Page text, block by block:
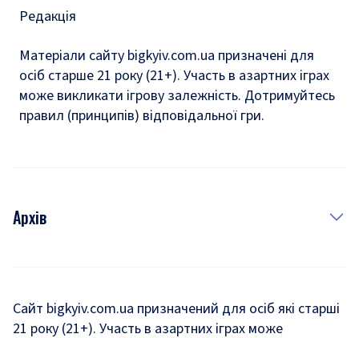
Редакція
Матеріали сайту bigkyiv.com.ua призначені для
осіб старше 21 року (21+). Участь в азартних іграх
може викликати ігрову залежність. Дотримуйтесь
правил (принципів) відповідальної гри.
Архів
Комуналка
Сайт bigkyiv.com.ua призначений для осіб які старші
21 року (21+). Участь в азартних іграх може